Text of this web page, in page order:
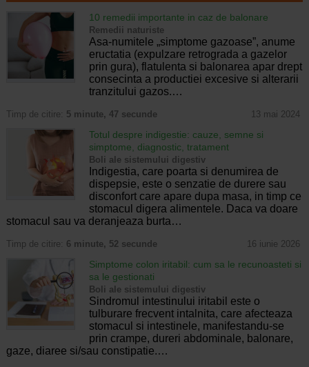
10 remedii importante in caz de balonare
Remedii naturiste
Asa-numitele „simptome gazoase”, anume
eructatia (expulzare retrograda a gazelor
prin gura), flatulenta si balonarea apar drept
consecinta a productiei excesive si alterarii
tranzitului gazos.…
Timp de citire: 5 minute, 47 secunde 13 mai 2024
Totul despre indigestie: cauze, semne si
simptome, diagnostic, tratament
Boli ale sistemului digestiv
Indigestia, care poarta si denumirea de
dispepsie, este o senzatie de durere sau
disconfort care apare dupa masa, in timp ce
stomacul digera alimentele. Daca va doare
stomacul sau va deranjeaza burta…
Timp de citire: 6 minute, 52 secunde 16 iunie 2026
Simptome colon iritabil: cum sa le recunoasteti si
sa le gestionati
Boli ale sistemului digestiv
Sindromul intestinului iritabil este o
tulburare frecvent intalnita, care afecteaza
stomacul si intestinele, manifestandu-se
prin crampe, dureri abdominale, balonare,
gaze, diaree si/sau constipatie.…